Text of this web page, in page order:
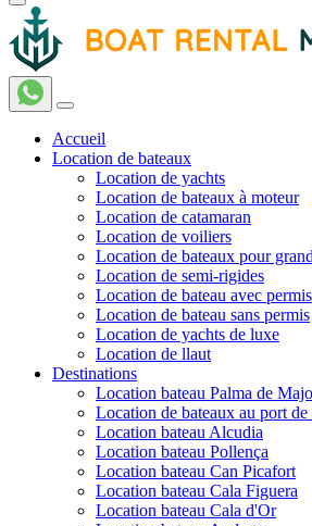
Accueil
Location de bateaux
Location de yachts
Location de bateaux à moteur
Location de catamaran
Location de voiliers
Location de bateaux pour
Location de semi-rigides
Location de bateau avec permis
Location de bateau sans permis
Location de yachts de luxe
Location de llaut
Destinations
Location bateau Palma de
Location de bateaux au port de
Location bateau Alcudia
Location bateau Pollença
Location bateau Can Picafort
Location bateau Cala Figuera
Location bateau Cala d'Or